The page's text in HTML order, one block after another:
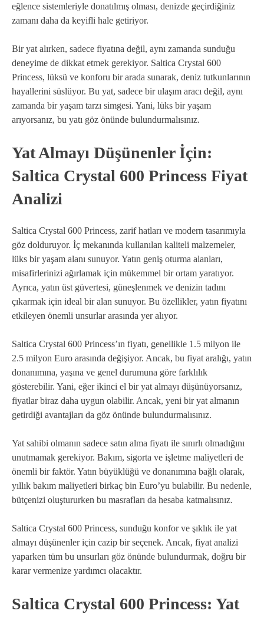
eğlence sistemleriyle donatılmış olması, denizde geçirdiğiniz
zamanı daha da keyifli hale getiriyor.
Bir yat alırken, sadece fiyatına değil, aynı zamanda sunduğu
deneyime de dikkat etmek gerekiyor. Saltica Crystal 600
Princess, lüksü ve konforu bir arada sunarak, deniz tutkunlarının
hayallerini süslüyor. Bu yat, sadece bir ulaşım aracı değil, aynı
zamanda bir yaşam tarzı simgesi. Yani, lüks bir yaşam
arıyorsanız, bu yatı göz önünde bulundurmalısınız.
Yat Almayı Düşünenler İçin:
Saltica Crystal 600 Princess Fiyat
Analizi
Saltica Crystal 600 Princess, zarif hatları ve modern tasarımıyla
göz dolduruyor. İç mekanında kullanılan kaliteli malzemeler,
lüks bir yaşam alanı sunuyor. Yatın geniş oturma alanları,
misafirlerinizi ağırlamak için mükemmel bir ortam yaratıyor.
Ayrıca, yatın üst güvertesi, güneşlenmek ve denizin tadını
çıkarmak için ideal bir alan sunuyor. Bu özellikler, yatın fiyatını
etkileyen önemli unsurlar arasında yer alıyor.
Saltica Crystal 600 Princess’ın fiyatı, genellikle 1.5 milyon ile
2.5 milyon Euro arasında değişiyor. Ancak, bu fiyat aralığı, yatın
donanımına, yaşına ve genel durumuna göre farklılık
gösterebilir. Yani, eğer ikinci el bir yat almayı düşünüyorsanız,
fiyatlar biraz daha uygun olabilir. Ancak, yeni bir yat almanın
getirdiği avantajları da göz önünde bulundurmalısınız.
Yat sahibi olmanın sadece satın alma fiyatı ile sınırlı olmadığını
unutmamak gerekiyor. Bakım, sigorta ve işletme maliyetleri de
önemli bir faktör. Yatın büyüklüğü ve donanımına bağlı olarak,
yıllık bakım maliyetleri birkaç bin Euro’yu bulabilir. Bu nedenle,
bütçenizi oluştururken bu masrafları da hesaba katmalısınız.
Saltica Crystal 600 Princess, sunduğu konfor ve şıklık ile yat
almayı düşünenler için cazip bir seçenek. Ancak, fiyat analizi
yaparken tüm bu unsurları göz önünde bulundurmak, doğru bir
karar vermenize yardımcı olacaktır.
Saltica Crystal 600 Princess: Yat